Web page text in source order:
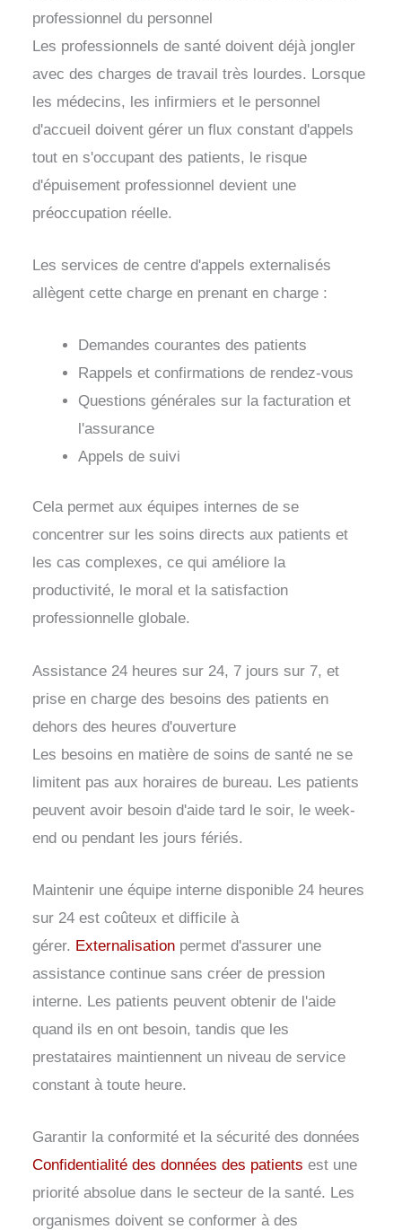
professionnel du personnel
Les professionnels de santé doivent déjà jongler
avec des charges de travail très lourdes. Lorsque
les médecins, les infirmiers et le personnel
d'accueil doivent gérer un flux constant d'appels
tout en s'occupant des patients, le risque
d'épuisement professionnel devient une
préoccupation réelle.
Les services de centre d'appels externalisés
allègent cette charge en prenant en charge :
Demandes courantes des patients
Rappels et confirmations de rendez-vous
Questions générales sur la facturation et
l'assurance
Appels de suivi
Cela permet aux équipes internes de se
concentrer sur les soins directs aux patients et
les cas complexes, ce qui améliore la
productivité, le moral et la satisfaction
professionnelle globale.
Assistance 24 heures sur 24, 7 jours sur 7, et
prise en charge des besoins des patients en
dehors des heures d'ouverture
Les besoins en matière de soins de santé ne se
limitent pas aux horaires de bureau. Les patients
peuvent avoir besoin d'aide tard le soir, le week-
end ou pendant les jours fériés.
Maintenir une équipe interne disponible 24 heures
sur 24 est coûteux et difficile à
gérer. Externalisation permet d'assurer une
assistance continue sans créer de pression
interne. Les patients peuvent obtenir de l'aide
quand ils en ont besoin, tandis que les
prestataires maintiennent un niveau de service
constant à toute heure.
Garantir la conformité et la sécurité des données
Confidentialité des données des patients est une
priorité absolue dans le secteur de la santé. Les
organismes doivent se conformer à des